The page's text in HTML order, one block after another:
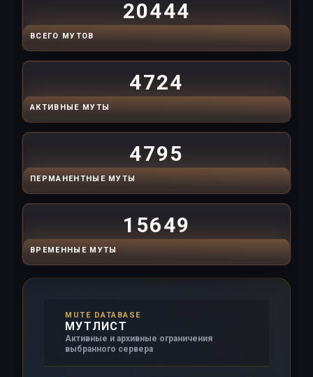
20444
ВСЕГО МУТОВ
4724
АКТИВНЫЕ МУТЫ
4795
ПЕРМАНЕНТНЫЕ МУТЫ
15649
ВРЕМЕННЫЕ МУТЫ
MUTE DATABASE
МУТЛИСТ
Активные и архивные ограничения
выбранного сервера